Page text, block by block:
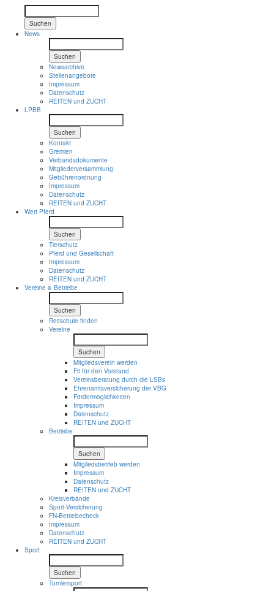
Suchen
News
Suchen
Newsarchive
Stellenangebote
Impressum
Datenschutz
REITEN und ZUCHT
LPBB
Suchen
Kontakt
Gremien
Verbandsdokumente
Mitgliederversammlung
Gebührenordnung
Impressum
Datenschutz
REITEN und ZUCHT
Wert Pferd
Suchen
Tierschutz
Pferd und Gesellschaft
Impressum
Datenschutz
REITEN und ZUCHT
Vereine & Betriebe
Suchen
Reitschule finden
Vereine
Suchen
Mitgliedsverein werden
Fit für den Vorstand
Vereinsberatung durch die LSBs
Ehrenamtsversicherung der VBG
Fördermöglichkeiten
Impressum
Datenschutz
REITEN und ZUCHT
Betriebe
Suchen
Mitgliedsbetrieb werden
Impressum
Datenschutz
REITEN und ZUCHT
Kreisverbände
Sport-Versicherung
FN-Betriebecheck
Impressum
Datenschutz
REITEN und ZUCHT
Sport
Suchen
Turniersport